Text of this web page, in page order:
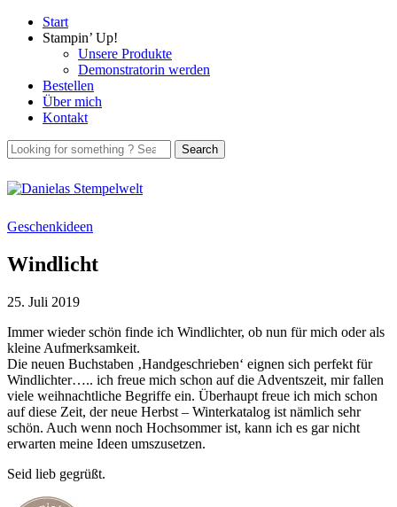
Start
Stampin’ Up!
Unsere Produkte
Demonstratorin werden
Bestellen
Über mich
Kontakt
Geschenkideen
Windlicht
25. Juli 2019
Immer wieder schön finde ich Windlichter, ob nun für mich oder als
kleine Aufmerksamkeit.
Die neuen Buchstaben ‚Handgeschrieben‘ eignen sich perfekt für
Windlichter….. ich freue mich schon auf die Adventszeit, mir fallen
viele weihnachtliche Begriffe ein. Überhaupt freue ich mich schon
auf diese Zeit, der neue Herbst – Winterkatalog ist nämlich sehr
schön. Auch wenn noch Hochsommer ist, kann ich es gar nicht
erwarten meine Ideen umszusetzen.
Seid lieb gegrüßt.